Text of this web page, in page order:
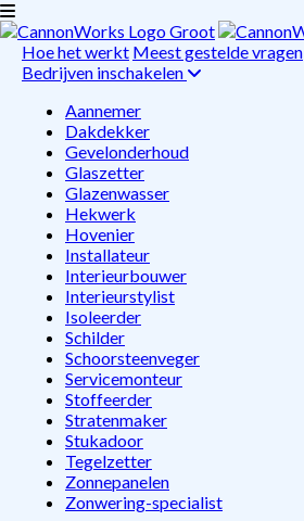
Hoe het werkt Meest gestelde vragen
Bedrijven inschakelen
Aannemer
Dakdekker
Gevelonderhoud
Glaszetter
Glazenwasser
Hekwerk
Hovenier
Installateur
Interieurbouwer
Interieurstylist
Isoleerder
Schilder
Schoorsteenveger
Servicemonteur
Stoffeerder
Stratenmaker
Stukadoor
Tegelzetter
Zonnepanelen
Zonwering-specialist